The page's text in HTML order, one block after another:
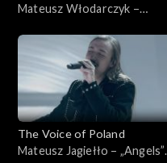
Mateusz Włodarczyk –
Poland”, Live 3, 22 listopada
The Voice of Poland
Mateusz Jagiełło – „Angels”,